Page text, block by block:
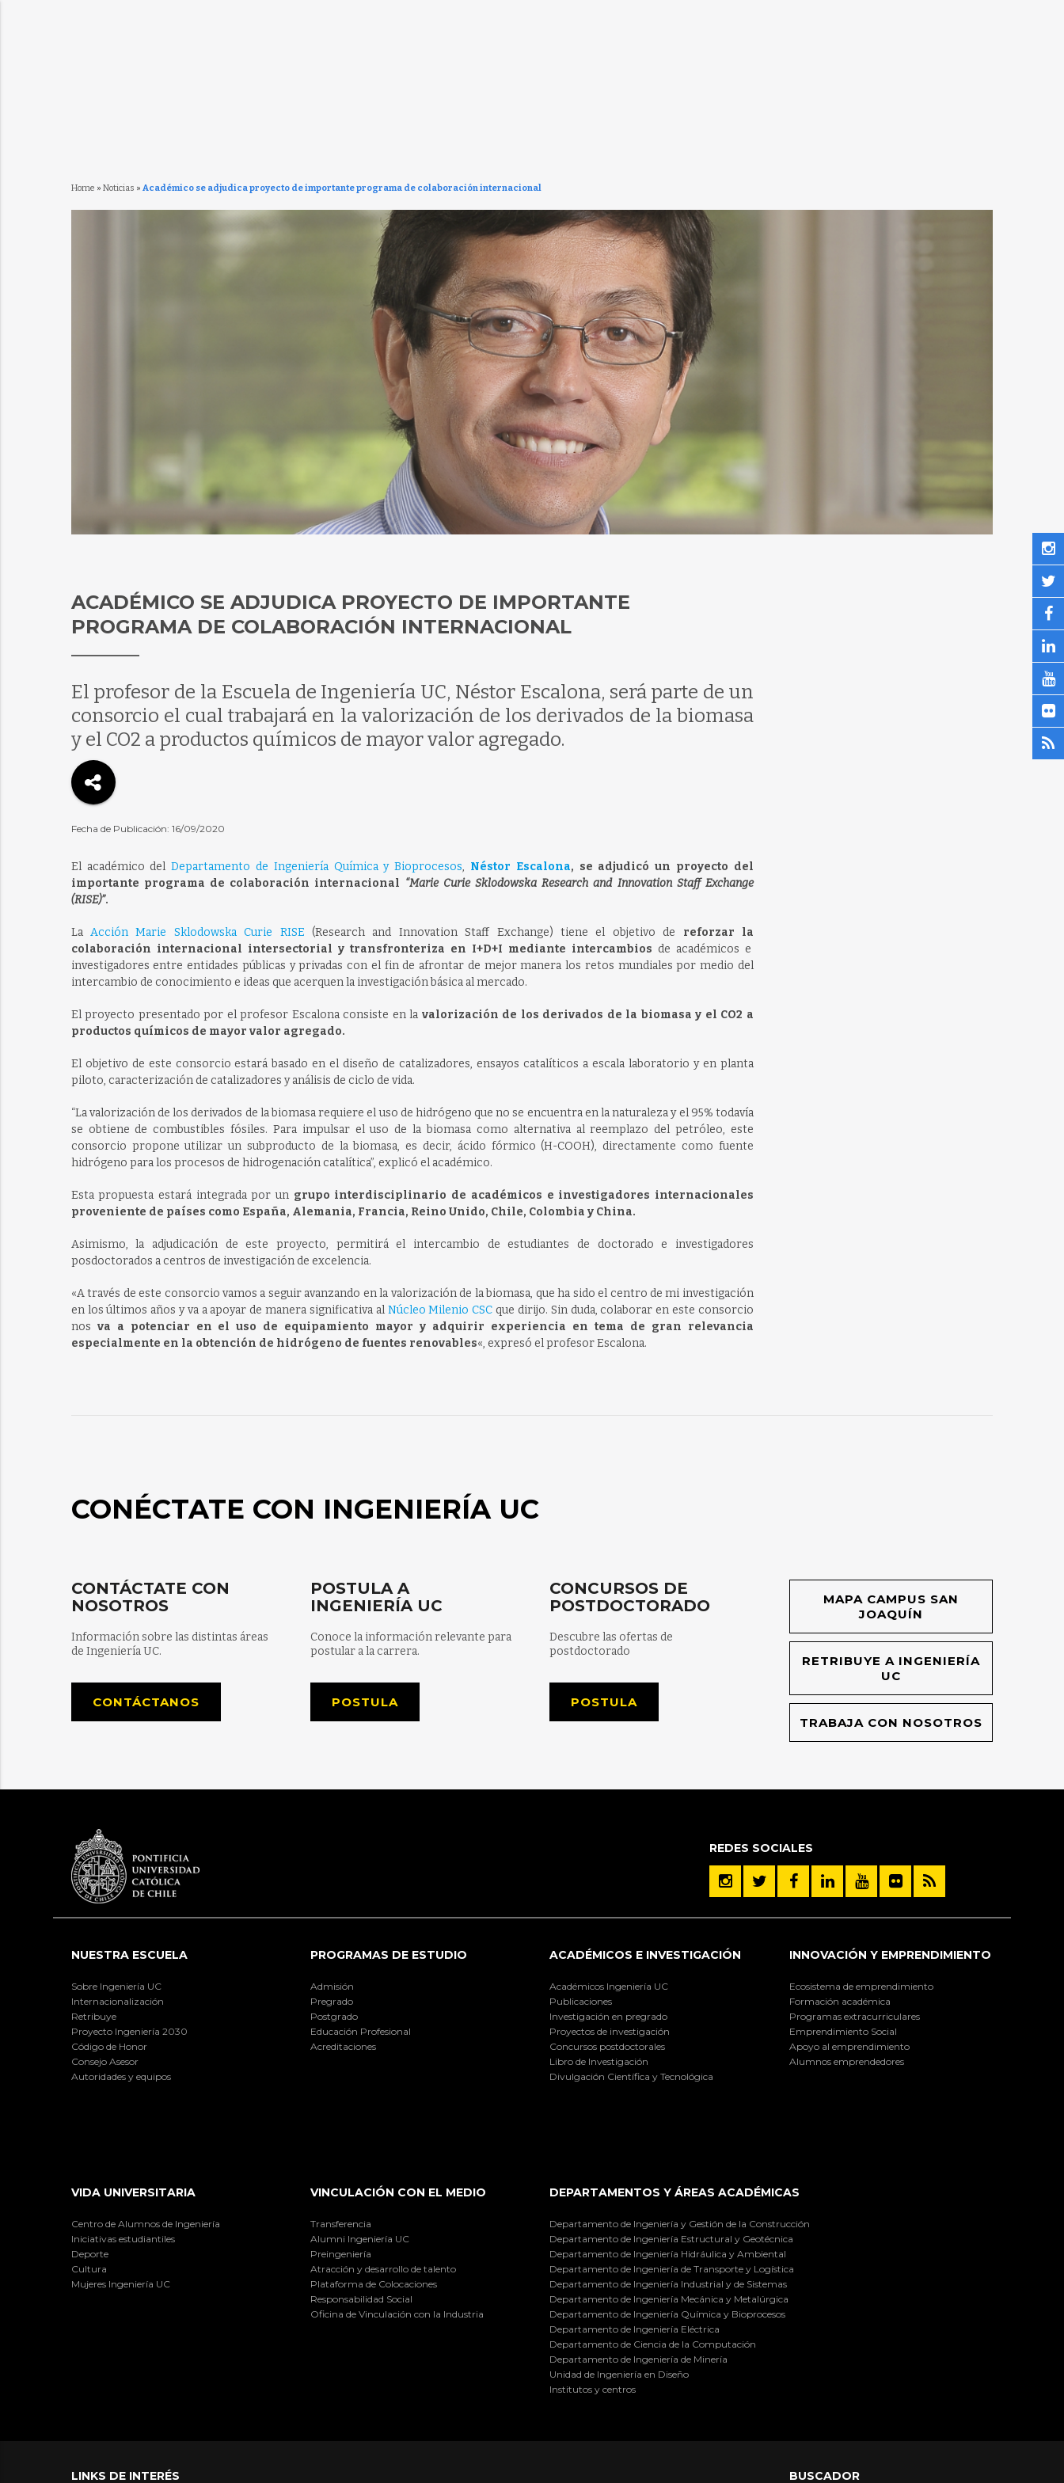
Home » Noticias » Académico se adjudica proyecto de importante programa de colaboración internacional
ACADÉMICO SE ADJUDICA PROYECTO DE IMPORTANTE
PROGRAMA DE COLABORACIÓN INTERNACIONAL
El profesor de la Escuela de Ingeniería UC, Néstor Escalona, será parte de un
consorcio el cual trabajará en la valorización de los derivados de la biomasa
y el CO2 a productos químicos de mayor valor agregado.
Fecha de Publicación: 16/09/2020
El académico delDepartamento de Ingeniería Química y Bioprocesos, Néstor Escalona, se adjudicó un proyecto del
importante programa de colaboración internacional “Marie Curie Sklodowska Research and Innovation Staff Exchange
(RISE)”.
LaAcción Marie Sklodowska Curie RISE (Research and Innovation Staff Exchange) tiene el objetivo de reforzar la
colaboración internacional intersectorial y transfronteriza en I+D+I mediante intercambios de académicos e
investigadores entre entidades públicas y privadas con el fin de afrontar de mejor manera los retos mundiales por medio del
intercambio de conocimiento e ideas que acerquen la investigación básica al mercado.
El proyecto presentado por el profesor Escalona consiste en la valorización de los derivados de la biomasa y el CO2 a
productos químicos de mayor valor agregado.
El objetivo de este consorcio estará basado en el diseño de catalizadores, ensayos catalíticos a escala laboratorio y en planta
piloto, caracterización de catalizadores y análisis de ciclo de vida.
“La valorización de los derivados de la biomasa requiere el uso de hidrógeno que no se encuentra en la naturaleza y el 95% todavía
se obtiene de combustibles fósiles. Para impulsar el uso de la biomasa como alternativa al reemplazo del petróleo, este
consorcio propone utilizar un subproducto de la biomasa, es decir, ácido fórmico (H-COOH), directamente como fuente
hidrógeno para los procesos de hidrogenación catalítica”, explicó el académico.
Esta propuesta estará integrada por un grupo interdisciplinario de académicos e investigadores internacionales
proveniente de países como España, Alemania, Francia, Reino Unido, Chile, Colombia y China.
Asimismo, la adjudicación de este proyecto, permitirá el intercambio de estudiantes de doctorado e investigadores
posdoctorados a centros de investigación de excelencia.
«A través de este consorcio vamos a seguir avanzando en la valorización de la biomasa, que ha sido el centro de mi investigación
en los últimos años y va a apoyar de manera significativa al Núcleo Milenio CSC que dirijo. Sin duda, colaborar en este consorcio
nos va a potenciar en el uso de equipamiento mayor y adquirir experiencia en tema de gran relevancia
especialmente en la obtención de hidrógeno de fuentes renovables«, expresó el profesor Escalona.
CONÉCTATE CON INGENIERÍA UC
CONTÁCTATE CON
NOSOTROS
Información sobre las distintas áreas
de Ingeniería UC.
CONTÁCTANOS
POSTULA A
INGENIERÍA UC
Conoce la información relevante para
postular a la carrera.
POSTULA
CONCURSOS DE
POSTDOCTORADO
Descubre las ofertas de
postdoctorado
POSTULA
MAPA CAMPUS SAN
JOAQUÍN
RETRIBUYE A INGENIERÍA
UC
TRABAJA CON NOSOTROS
REDES SOCIALES
NUESTRA ESCUELA
Sobre Ingeniería UC
Internacionalización
Retribuye
Proyecto Ingeniería 2030
Código de Honor
Consejo Asesor
Autoridades y equipos
PROGRAMAS DE ESTUDIO
Admisión
Pregrado
Postgrado
Educación Profesional
Acreditaciones
ACADÉMICOS E INVESTIGACIÓN
Académicos Ingeniería UC
Publicaciones
Investigación en pregrado
Proyectos de investigación
Concursos postdoctorales
Libro de Investigación
Divulgación Científica y Tecnológica
INNOVACIÓN Y EMPRENDIMIENTO
Ecosistema de emprendimiento
Formación académica
Programas extracurriculares
Emprendimiento Social
Apoyo al emprendimiento
Alumnos emprendedores
VIDA UNIVERSITARIA
Centro de Alumnos de Ingeniería
Iniciativas estudiantiles
Deporte
Cultura
Mujeres Ingeniería UC
VINCULACIÓN CON EL MEDIO
Transferencia
Alumni Ingeniería UC
Preingeniería
Atracción y desarrollo de talento
Plataforma de Colocaciones
Responsabilidad Social
Oficina de Vinculación con la Industria
DEPARTAMENTOS Y ÁREAS ACADÉMICAS
Departamento de Ingeniería y Gestión de la Construcción
Departamento de Ingeniería Estructural y Geotécnica
Departamento de Ingeniería Hidráulica y Ambiental
Departamento de Ingeniería de Transporte y Logística
Departamento de Ingeniería Industrial y de Sistemas
Departamento de Ingeniería Mecánica y Metalúrgica
Departamento de Ingeniería Química y Bioprocesos
Departamento de Ingeniería Eléctrica
Departamento de Ciencia de la Computación
Departamento de Ingeniería de Minería
Unidad de Ingeniería en Diseño
Institutos y centros
LINKS DE INTERÉS BUSCADOR